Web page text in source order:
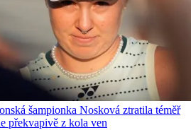
šampionka Nosková ztratila téměř
překvapivě z kola ven